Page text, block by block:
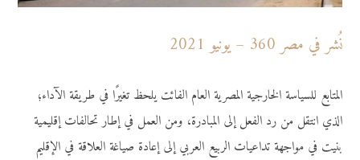
نُشر في مصر 360 – يونيو 2021
المتابع للسياسة الخارجية المصرية العام الفائت يلحظ تغيرًا في طريقة الآداء؛
الذي انتقل من رد الفعل إلى المبادرة، ومن العمل في إطار تحالفات إقليمية
بنيت في مواجهة تداعيات الربيع العربي إلى إعادة صياغة العلاقة في الإقليم